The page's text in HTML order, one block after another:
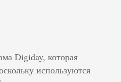
Digiday, которая
используются